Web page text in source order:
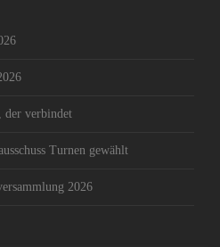
verbindet
Turnen gewählt
2026